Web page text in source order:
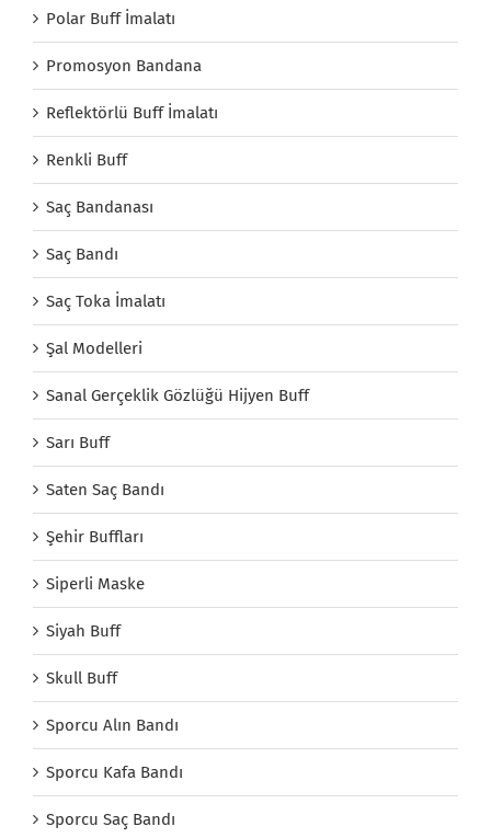
Polar Buff İmalatı
Promosyon Bandana
Reflektörlü Buff İmalatı
Renkli Buff
Saç Bandanası
Saç Bandı
Saç Toka İmalatı
Şal Modelleri
Sanal Gerçeklik Gözlüğü Hijyen Buff
Sarı Buff
Saten Saç Bandı
Şehir Buffları
Siperli Maske
Siyah Buff
Skull Buff
Sporcu Alın Bandı
Sporcu Kafa Bandı
Sporcu Saç Bandı